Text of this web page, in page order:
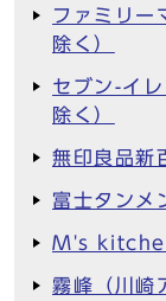
ファミリー
除く）
セブン-イ
除く）
無印良品新
富士タンメ
M's
霧峰（川崎